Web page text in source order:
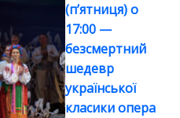
(п’ятниця) о
17:00 —
безсмертний
шедевр
української
класики опера